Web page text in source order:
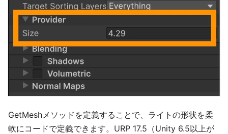
GetMeshメソッドを定義することで、ライトの形状を柔
軟にコードで定義できます。URP 17.5（Unity 6.5以上が